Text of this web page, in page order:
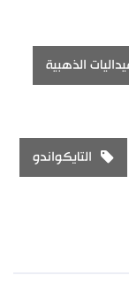
الذهبية
التايكواندو